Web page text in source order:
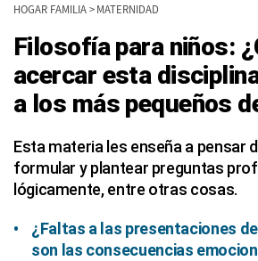
HOGAR FAMILIA> MATERNIDAD
Filosofía para niños:
acercar esta
a los más pequeños
Esta materia les enseña a pensar
formular y plantear preguntas
lógicamente, entre otras cosas.
¿Faltas a las presentaciones
son las consecuencias